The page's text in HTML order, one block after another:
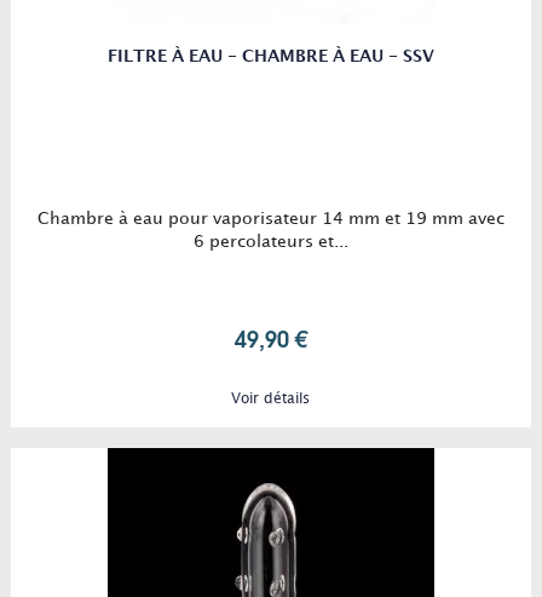
FILTRE À EAU - CHAMBRE À EAU - SSV
Chambre à eau pour vaporisateur 14 mm et 19 mm avec
6 percolateurs et...
49,90 €
Voir détails